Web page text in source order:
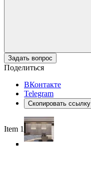
Задать вопрос
Поделиться
ВКонтакте
Telegram
Скопировать ссылку
Item 1 of 5